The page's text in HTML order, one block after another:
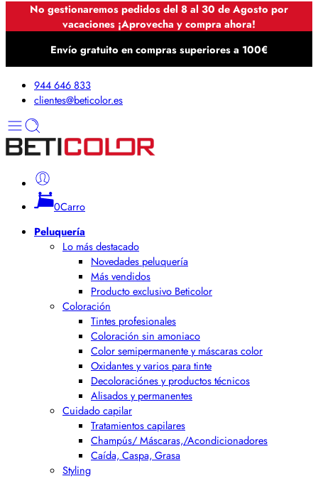
No gestionaremos pedidos del 8 al 30 de Agosto por
vacaciones ¡Aprovecha y compra ahora!
Envío gratuito en compras superiores a 100€
944 646 833
clientes@beticolor.es
0Carro
Peluquería
Lo más destacado
Novedades peluquería
Más vendidos
Producto exclusivo Beticolor
Coloración
Tintes profesionales
Coloración sin amoniaco
Color semipermanente y máscaras color
Oxidantes y varios para tinte
Decoloraciónes y productos técnicos
Alisados y permanentes
Cuidado capilar
Tratamientos capilares
Champús/ Máscaras,/Acondicionadores
Caída, Caspa, Grasa
Styling